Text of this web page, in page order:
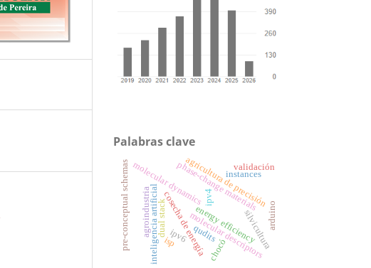
Palabras clave
cosecha de energía
ipv6
ipv4
energy efficiency
molecular descriptors
molecular dynamicsphase-change materials
agricultura de precisión
inteligencia artificial qudits silvicultura
pre-conceptual schemas instances
dual stack
isp
agroindustria
chocó
validación
arduino